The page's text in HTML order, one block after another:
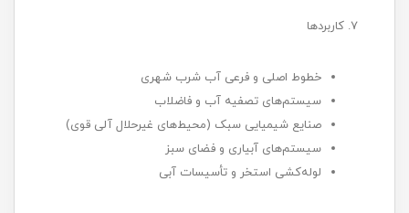
۷. کاربردها
خطوط اصلی و فرعی آب شرب شهری
سیستم‌های تصفیه آب و فاضلاب
صنایع شیمیایی سبک (محیط‌های غیرحلال آلی قوی)
سیستم‌های آبیاری و فضای سبز
لوله‌کشی استخر و تأسیسات آبی